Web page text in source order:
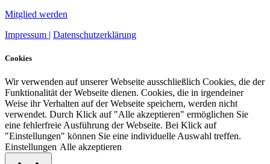
Mitglied werden
Impressum | Datenschutzerklärung
Cookies
Wir verwenden auf unserer Webseite ausschließlich Cookies, die der
Funktionalität der Webseite dienen. Cookies, die in irgendeiner
Weise ihr Verhalten auf der Webseite speichern, werden nicht
verwendet. Durch Klick auf "Alle akzeptieren" ermöglichen Sie
eine fehlerfreie Ausführung der Webseite. Bei Klick auf
"Einstellungen" können Sie eine individuelle Auswahl treffen.
Einstellungen Alle akzeptieren